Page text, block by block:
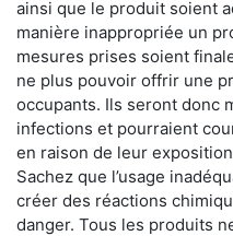
ainsi que le produit soient
manière inappropriée un
mesures prises soient
ne plus pouvoir offrir une
occupants. Ils seront donc
infections et pourraient
en raison de leur
Sachez que l’usage
créer des réactions
danger. Tous les produits